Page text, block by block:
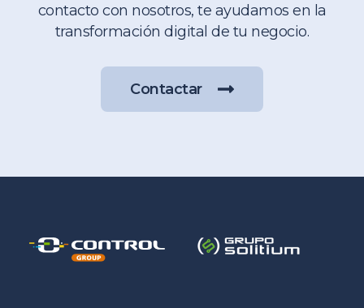
contacto con nosotros, te ayudamos en la
transformación digital de tu negocio.
Contactar